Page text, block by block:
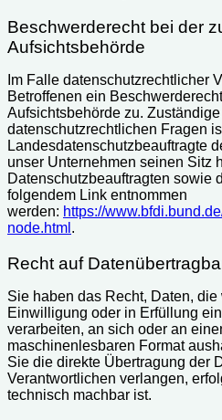
Beschwerderecht bei der
Aufsichtsbehörde
Im Falle datenschutzrechtlicher
Betroffenen ein
Aufsichtsbehörde zu.
datenschutzrechtlichen Fragen
Landesdatenschutzbeauftragte
unser Unternehmen seinen Sitz
Datenschutzbeauftragten sowie
folgendem Link entnommen
werden: https://
node.html .
Recht auf
Sie haben das Recht, Daten,
Einwilligung oder in Erfüllung
verarbeiten, an sich oder an
maschinenlesbaren Format
Sie die direkte Übertragung der
Verantwortlichen verlangen,
technisch machbar ist.